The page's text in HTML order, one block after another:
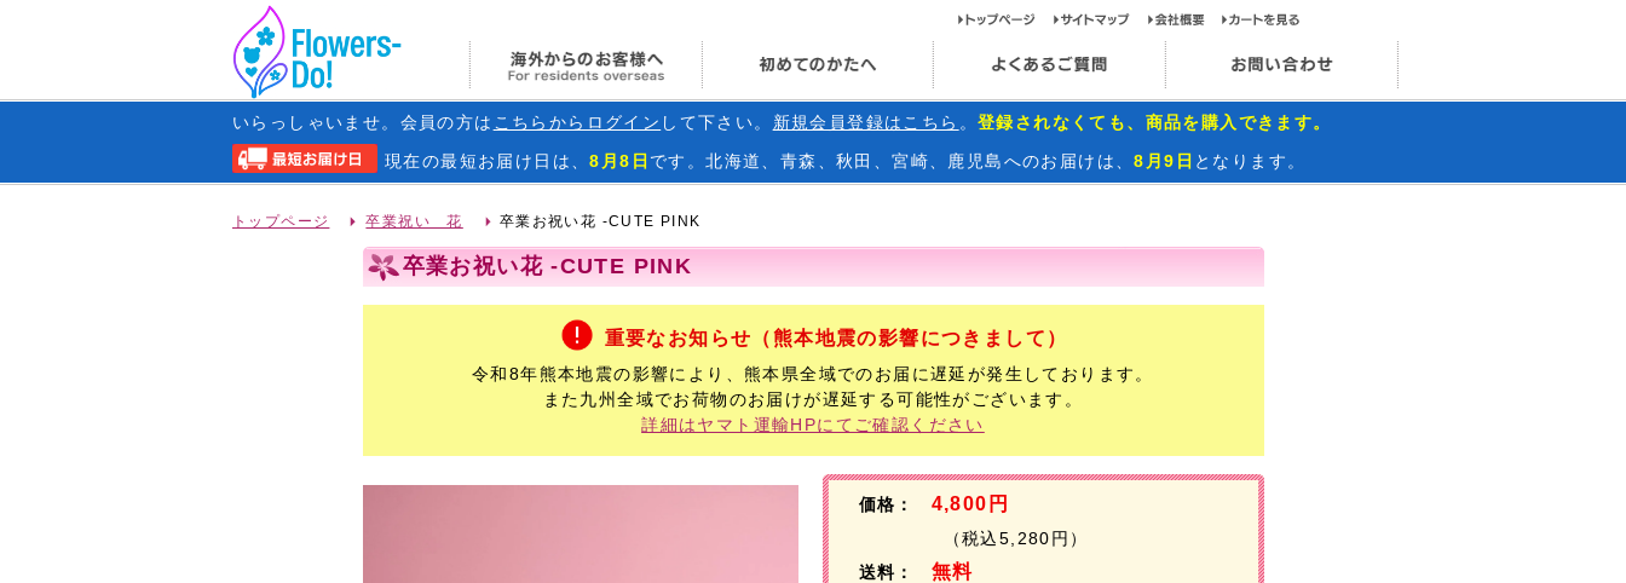
トップページサイトマップ会社概要
お問い合わせ
海外からのお客様へ 初めてのかたへ よくあるご質問 お問い合わせ
いらっしゃいませ。会員の方は こちらからログイン して下さい。 新規会員登録はこちら 。登録されなくても、商品を購入できます。
現在の最短お届け日 は、8月8日 です。北海道、青森、秋田、宮崎、鹿児島へのお届けは、8月9日 となります。
トップページ 卒業祝い 花 卒業お祝い花 -CUTE PINK
卒業お祝い花 -CUTE PINK
重要なお知らせ（熊本地震の影響につきまして）
令和8年熊本地震の影響により、熊本県全域でのお届に遅延が発生しております。
また九州全域でお荷物のお届けが遅延する可能性がございます。
詳細はヤマト運輸HPにてご確認ください
価格： 4,800円
（税込5,280円）
送料：
無料